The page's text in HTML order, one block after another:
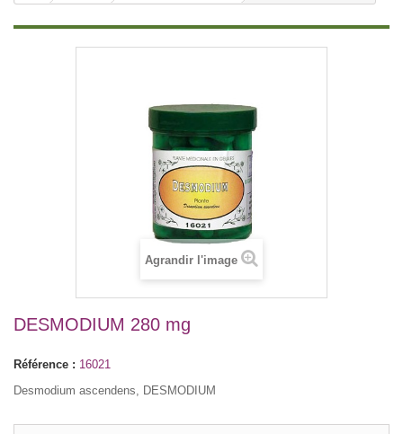
Agrandir l'image
DESMODIUM 280 mg
Référence : 16021
Desmodium ascendens, DESMODIUM